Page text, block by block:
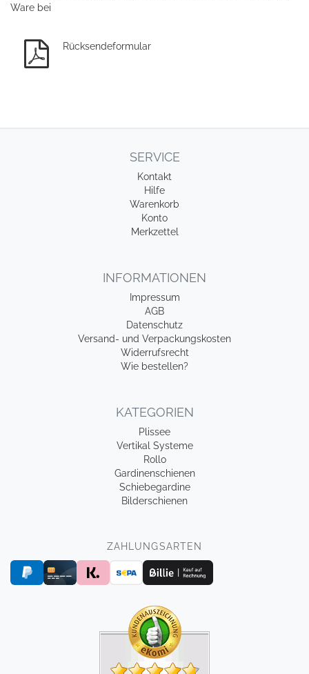
Ware bei
Rücksendeformular
SERVICE
Kontakt
Hilfe
Warenkorb
Konto
Merkzettel
INFORMATIONEN
Impressum
AGB
Datenschutz
Versand- und Verpackungskosten
Widerrufsrecht
Wie bestellen?
KATEGORIEN
Plissee
Vertikal Systeme
Rollo
Gardinenschienen
Schiebegardine
Bilderschienen
ZAHLUNGSARTEN